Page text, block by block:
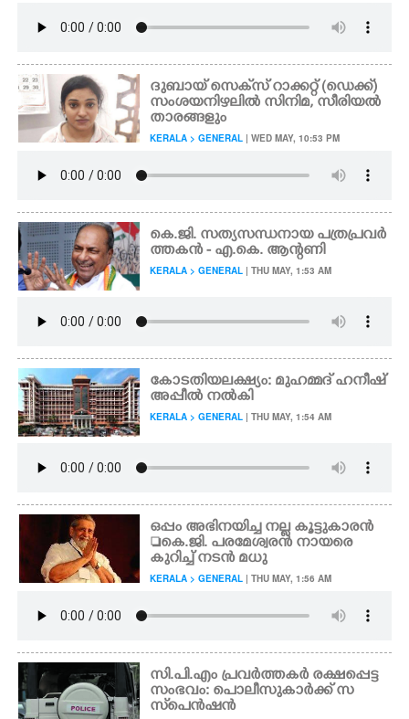
ദുബായ് സെക്‌സ് റാക്കറ്റ്‌ (ഡെക്ക്)​
സംശയനിഴലിൽ സിനിമ, സീരിയൽ
താരങ്ങളും
KERALA > GENERAL | WED MAY, 10:53 PM
കെ.ജി. സത്യസന്ധനായ പത്രപ്രവർ
ത്തകൻ - എ.കെ. ആന്റണി
KERALA > GENERAL | THU MAY, 1:53 AM
കോടതിയലക്ഷ്യം: മുഹമ്മദ് ഹനീഷ്
അപ്പീൽ നൽകി
KERALA > GENERAL | THU MAY, 1:54 AM
ഒപ്പം അഭിനയിച്ച നല്ല കൂട്ടുകാരൻ
കെ.ജി. പരമേശ്വരൻ നായരെ
കുറിച്ച് നടൻ മധു
KERALA > GENERAL | THU MAY, 1:56 AM
സി.പി.എം പ്രവർത്തകർ രക്ഷപ്പെട്ട
സംഭവം: പൊലീസുകാർക്ക് സ
സ്‌പെൻഷൻ